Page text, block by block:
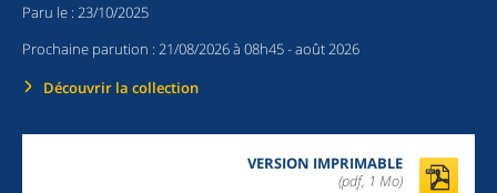
Paru le : 23/10/2025
Prochaine parution : 21/08/2026 à 08h45- août 2026
Découvrir la collection
VERSION IMPRIMABLE
(pdf, 1 Mo)